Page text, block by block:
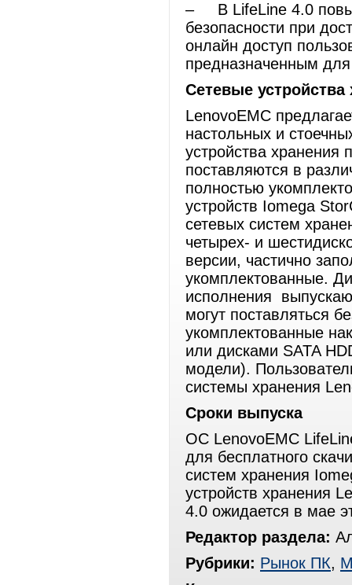
– В LifeLine 4.0
безопасности при
онлайн доступ
предназначенным
Сетевые
LenovoEMC
настольных и
устройства хранения
поставляются в
полностью
устройств Iomega
сетевых систем
четырех- и
версии, частично
укомплектованные.
исполнения
могут поставляться
укомплектованные
или дисками SATA
модели).
системы хранения
Сроки выпуска
ОС LenovoEMC
для бесплатного
систем хранения
устройств хранения
4.0 ожидается в мае
Редактор раздела:
Рубрики: Рынок ПК,